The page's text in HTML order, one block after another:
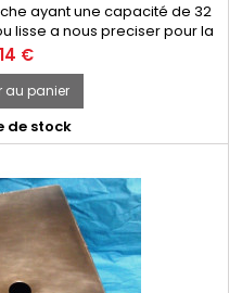
ayant une capacité de 32
lisse a nous preciser pour la
que vous desirez
€
au panier
de stock